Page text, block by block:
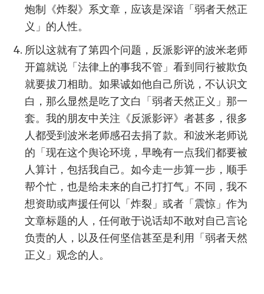
炮制《炸裂》系文章，应该是深谙「弱者天然正
义」的人性。
所以这就有了第四个问题，反派影评的波米老师
开篇就说「法律上的事我不管」看到同行被欺负
就要拔刀相助。如果诚如他自己所说，不认识文
白，那么显然是吃了文白「弱者天然正义」那一
套。我的朋友中关注《反派影评》者甚多，很多
人都受到波米老师感召去捐了款。和波米老师说
的「现在这个舆论环境，早晚有一点我们都要被
人算计，包括我自己。如今走一步算一步，顺手
帮个忙，也是给未来的自己打打气」不同，我不
想资助或声援任何以「炸裂」或者「震惊」作为
文章标题的人，任何敢于说话却不敢对自己言论
负责的人，以及任何坚信甚至是利用「弱者天然
正义」观念的人。